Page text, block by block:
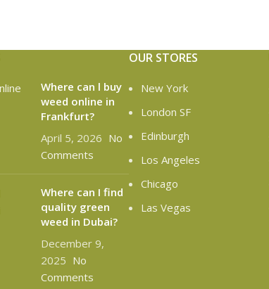
Where can l buy
weed online in
Frankfurt?
April 5, 2026 No
Comments
Where can I find
quality green
weed in Dubai?
December 9,
2025 No
Comments
OUR STORES
New York
London SF
Edinburgh
Los Angeles
Chicago
Las Vegas